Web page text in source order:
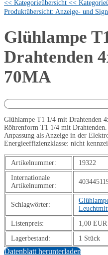
<< Kategorieübersicht <<
Produktübersicht: Anzeige- und
Glühlampe
Drahtenden
70MA
Glühlampe T1 1/4 mit Drahtenden
Röhrenform T1 1/4 mit
Anpassung als Anzeige in der
Energieeffizienzklasse: nicht
Artikelnummer:
19322
Internationale
Artikelnummer:
Schlagwörter:
Listenpreis:
1,00
Lagerbestand:
1 Stück
Datenblatt herunterladen